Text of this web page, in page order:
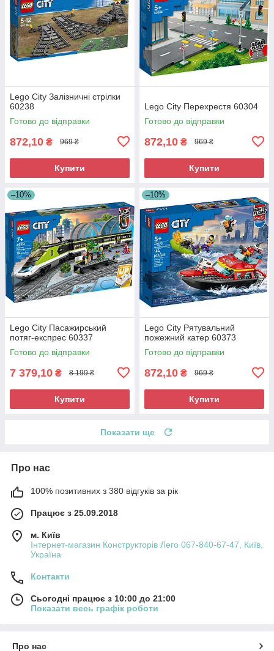
Lego City Залізничні стрілки
60238
Готово до відправки
872,10 ₴ 969 ₴
Купити
Lego City Перехрестя 60304
Готово до відправки
872,10 ₴ 969 ₴
Купити
–10%
Lego City Пасажирський
потяг-експрес 60337
Готово до відправки
7 379,10 ₴ 8 199 ₴
Купити
–10%
Lego City Рятувальний
пожежний катер 60373
Готово до відправки
872,10 ₴ 969 ₴
Купити
Показати ще
Про нас
100% позитивних з 380 відгуків за рік
Працює з 25.09.2018
м. Київ
Інтернет-магазин Конструкторів Лего 067-840-67-47, Київ,
Україна
Контакти
Сьогодні працює з 10:00 до 21:00
Показати весь графік роботи
Про нас